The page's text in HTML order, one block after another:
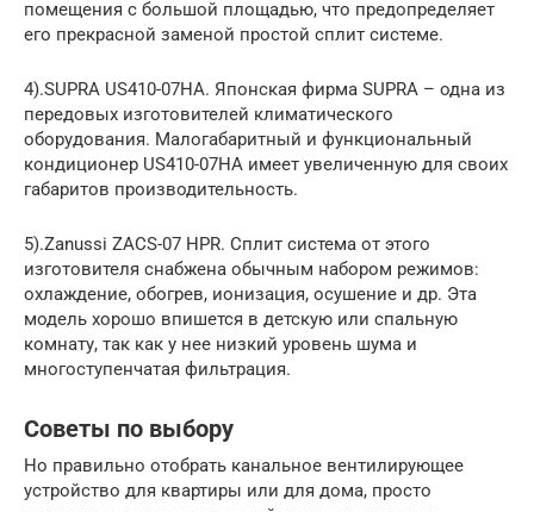
помещения с большой площадью, что предопределяет
его прекрасной заменой простой сплит системе.
4).SUPRA US410-07HA. Японская фирма SUPRA – одна из
передовых изготовителей климатического
оборудования. Малогабаритный и функциональный
кондиционер US410-07HA имеет увеличенную для своих
габаритов производительность.
5).Zanussi ZACS-07 HPR. Сплит система от этого
изготовителя снабжена обычным набором режимов:
охлаждение, обогрев, ионизация, осушение и др. Эта
модель хорошо впишется в детскую или спальную
комнату, так как у нее низкий уровень шума и
многоступенчатая фильтрация.
Советы по выбору
Но правильно отобрать канальное вентилирующее
устройство для квартиры или для дома, просто